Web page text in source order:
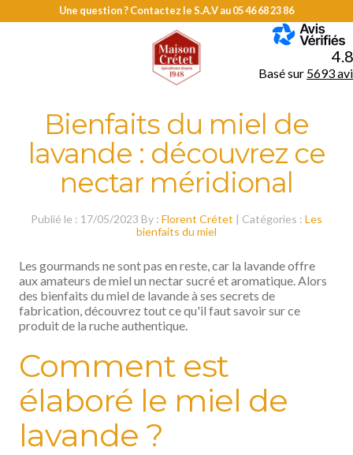
MENU
Une question ? Contactez le S.A.V au05 46 68 23 86
4.8
Basé sur 5693
Bienfaits du miel de
lavande : découvrez ce
nectar méridional
Publié le : 17/05/2023 By : Florent Crétet | Catégories : Les
bienfaits du miel
Les gourmands ne sont pas en reste, car la lavande offre
aux amateurs de miel un nectar sucré et aromatique. Alors
des bienfaits du miel de lavande à ses secrets de
fabrication, découvrez tout ce qu'il faut savoir sur ce
produit de la ruche authentique.
Comment est
élaboré le miel de
lavande ?